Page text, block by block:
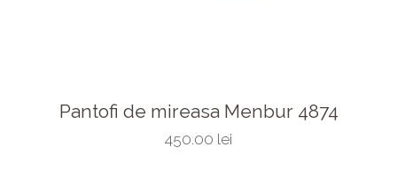
Pantofi de mireasa Menbur 4874
450.00 lei